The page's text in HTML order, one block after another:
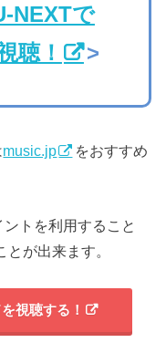
NEXTで
聴！
>
music.jp
をおすすめ
トを利用すること
が出来ます。
視聴する！